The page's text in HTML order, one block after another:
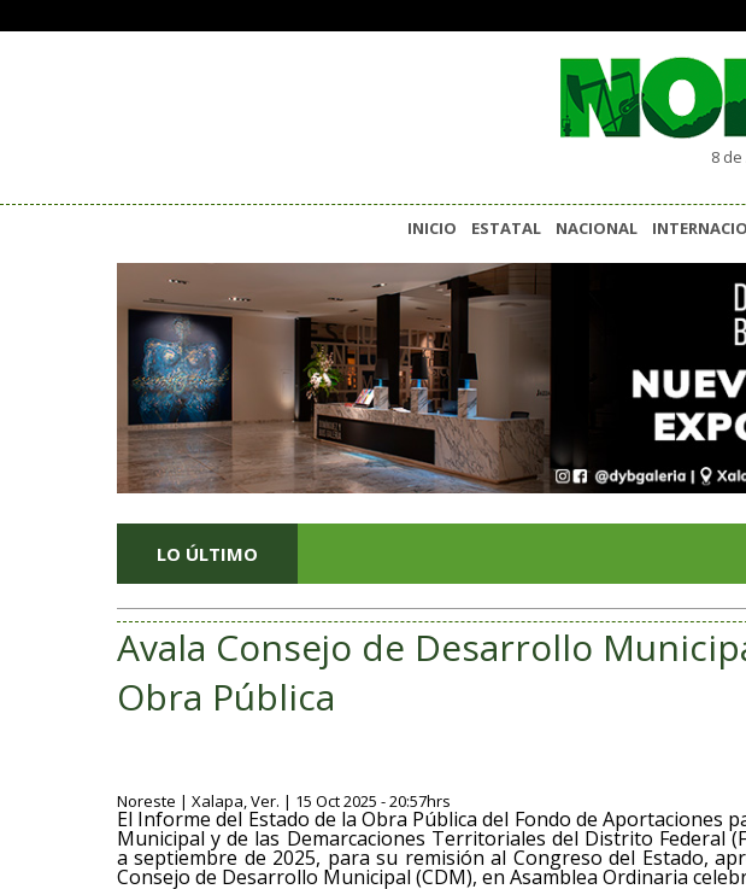
8
INICIO ESTATAL NACIONAL
LO ÚLTIMO
Avala Consejo de Desarrollo
Obra Pública
Noreste | Xalapa, Ver. | 15 Oct 2025 - 20:57hrs
El Informe del Estado de la Obra Pública del Fondo de Aportaciones
Municipal y de las Demarcaciones Territoriales del Distrito Federal
a septiembre de 2025, para su remisión al Congreso del Estado,
Consejo de Desarrollo Municipal (CDM), en Asamblea Ordinaria